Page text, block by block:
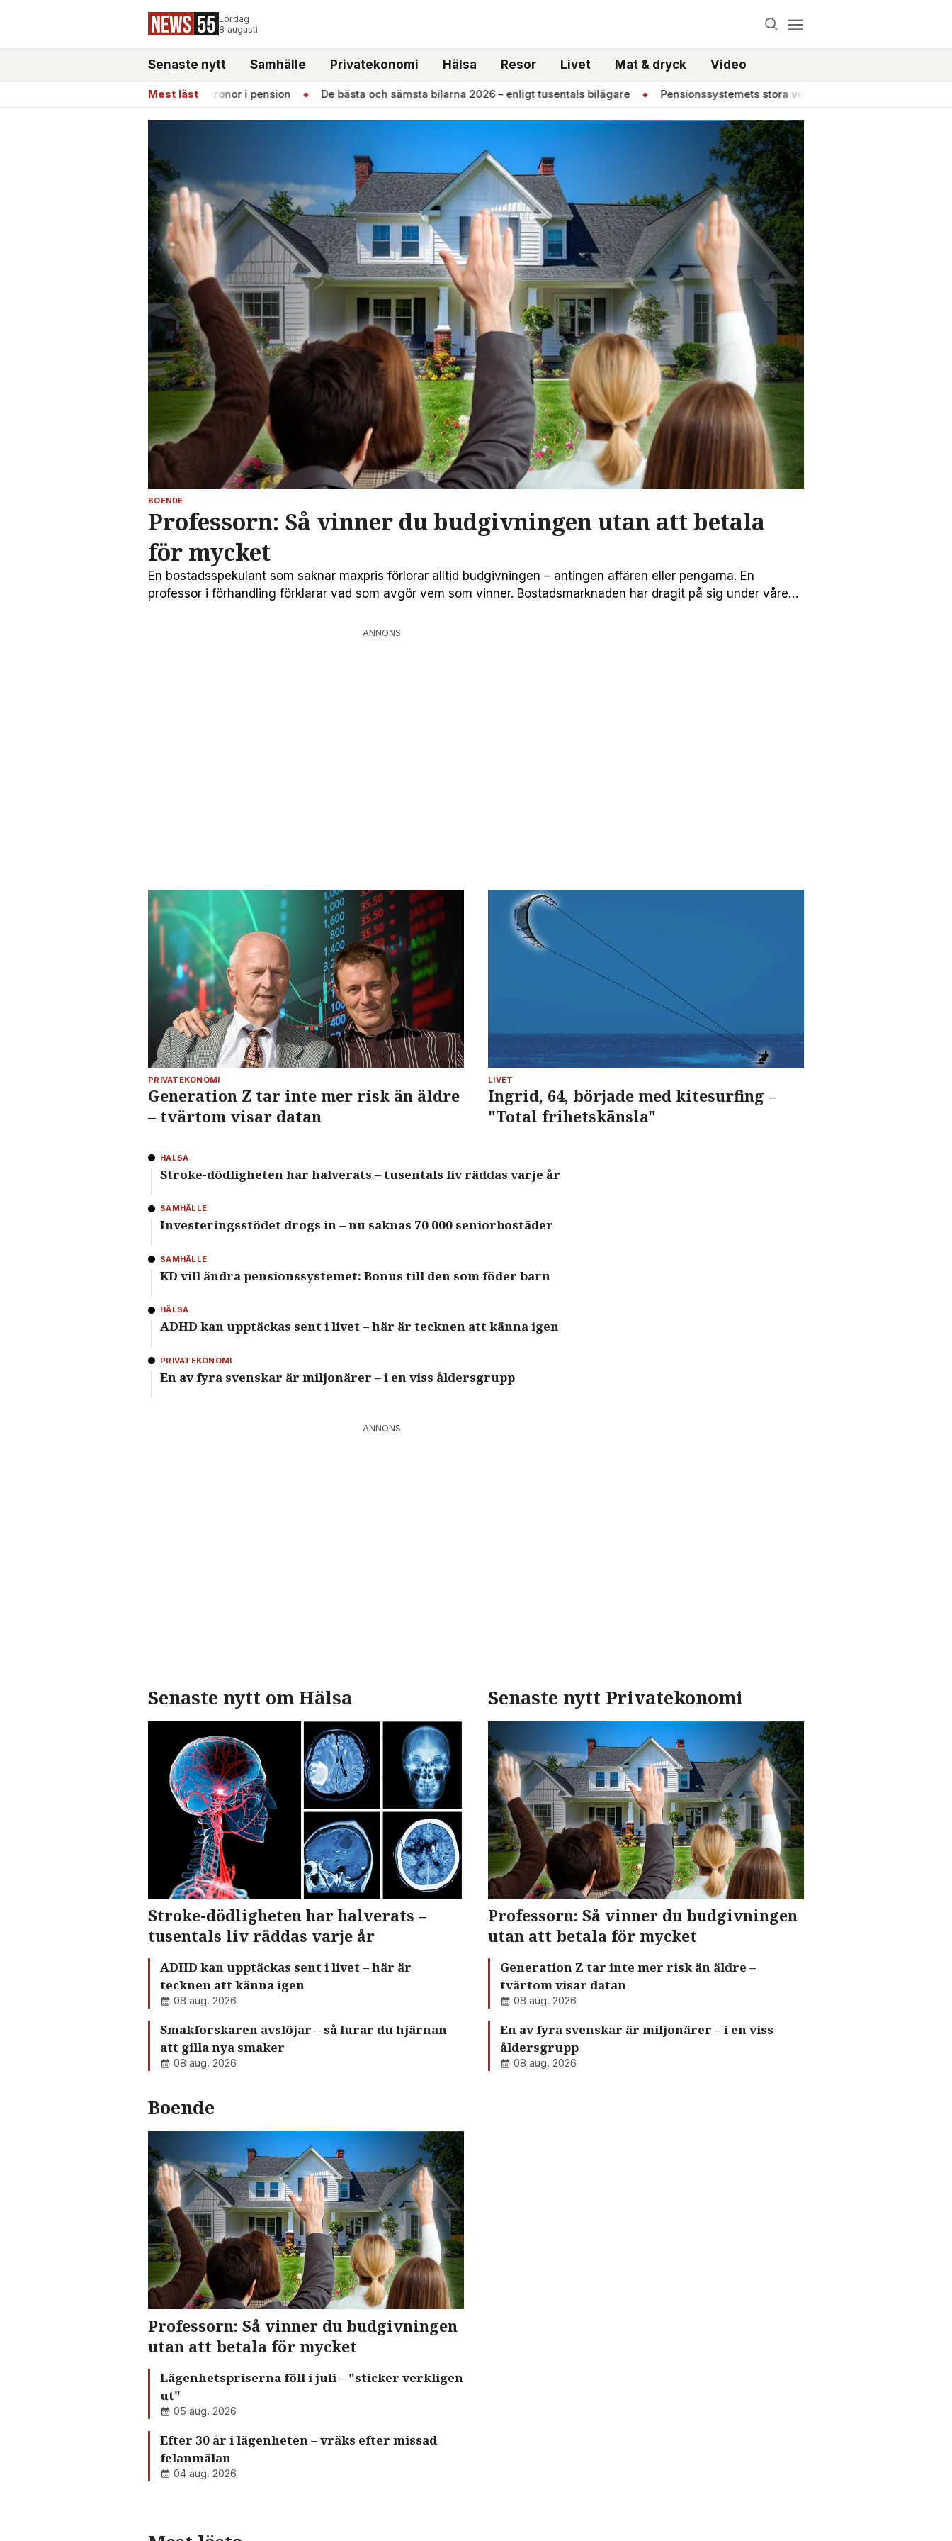
Lördag
8 augusti
Senaste nytt Samhälle Privatekonomi Hälsa Resor Livet Mat & dryck Video
Mest läst
jobbade i 46 år – får 13 500 kronor i pension ● De bästa och sämsta bilarna 2026 – enligt tusentals bilägare ● Pensionssystemets stora vinnare: Alla andra är förlorare
BOENDE
Professorn: Så vinner du budgivningen utan att betala
för mycket
En bostadsspekulant som saknar maxpris förlorar alltid budgivningen – antingen affären eller pengarna. En
professor i förhandling förklarar vad som avgör vem som vinner. Bostadsmarknaden har dragit på sig under våren
ANNONS
PRIVATEKONOMI
Generation Z tar inte mer risk än äldre
– tvärtom visar datan
LIVET
Ingrid, 64, började med kitesurfing –
"Total frihetskänsla"
HÄLSA
Stroke-dödligheten har halverats – tusentals liv räddas varje år
SAMHÄLLE
Investeringsstödet drogs in – nu saknas 70 000 seniorbostäder
SAMHÄLLE
KD vill ändra pensionssystemet: Bonus till den som föder barn
HÄLSA
ADHD kan upptäckas sent i livet – här är tecknen att känna igen
PRIVATEKONOMI
En av fyra svenskar är miljonärer – i en viss åldersgrupp
ANNONS
Senaste nytt om Hälsa
Stroke-dödligheten har halverats –
tusentals liv räddas varje år
ADHD kan upptäckas sent i livet – här är
tecknen att känna igen
08 aug. 2026
Smakforskaren avslöjar – så lurar du hjärnan
att gilla nya smaker
08 aug. 2026
Senaste nytt Privatekonomi
Professorn: Så vinner du budgivningen
utan att betala för mycket
Generation Z tar inte mer risk än äldre –
tvärtom visar datan
08 aug. 2026
En av fyra svenskar är miljonärer – i en viss
åldersgrupp
08 aug. 2026
Boende
Professorn: Så vinner du budgivningen
utan att betala för mycket
Lägenhetspriserna föll i juli – "sticker verkligen
ut"
05 aug. 2026
Efter 30 år i lägenheten – vräks efter missad
felanmälan
04 aug. 2026